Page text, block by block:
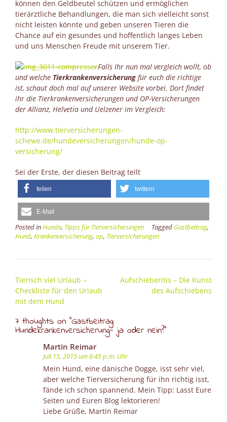
können den Geldbeutel schützen und ermöglichen
tierärztliche Behandlungen, die man sich vielleicht sonst
nicht leisten könnte und geben unseren Tieren die
Chance auf ein gesundes und hoffentlich langes Leben
und uns Menschen Freude mit unserem Tier.
Falls Ihr nun mal vergleich wollt, ob
und welche Tierkrankenversicherung für euch die richtige
ist, schaut doch mal auf unserer Website vorbei. Dort findet
ihr die Tierkrankenversicherungen und OP-Versicherungen
der Allianz, Helvetia und Uelzener im Vergleich:
http://www.tierversicherungen-
schewe.de/hundeversicherungen/hunde-op-
versicherung/
Sei der Erste, der diesen Beitrag teilt
teilen twittern
E-Mail
Posted inHunde, Tipps für Tierversicherungen Tagged Gastbeitrag,
Hund, Krankenversicherung, op, Tierversicherungen
Post
navigation
Tierisch viel Urlaub –
Checkliste für den Urlaub
mit dem Hund
Aufschieberitis – Die Kunst
des Aufschiebens
7 thoughts on “Gastbeitrag:
Hundekrankenversicherung- ja oder nein?”
Martin Reimar
Juli 15, 2015 um 6:45 p.m. Uhr
Mein Hund, eine dänische Dogge, isst sehr viel,
aber welche Tierversicherung für ihn richtig isst,
fände ich schon spannend. Mein Tipp: Lasst Eure
Seiten und Euren Blog lektorieren!
Liebe Grüße, Martin Reimar